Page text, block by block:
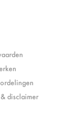
disclaimer